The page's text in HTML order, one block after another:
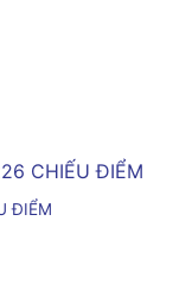
ĐIỂM